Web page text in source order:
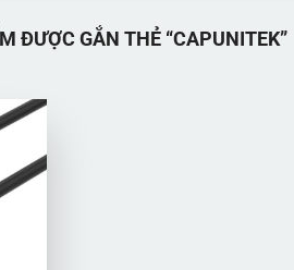
ĐƯỢC GẮN THẺ “CAPUNITEK”